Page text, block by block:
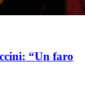
“Un faro